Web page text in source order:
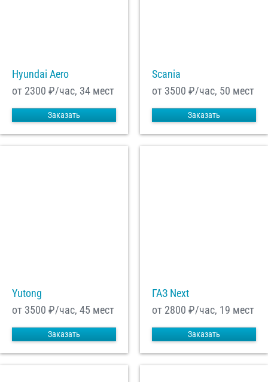
Hyundai Aero
от 2300 ₽/час, 34 мест
Заказать
Scania
от 3500 ₽/час, 50 мест
Заказать
Yutong
от 3500 ₽/час, 45 мест
Заказать
ГАЗ Next
от 2800 ₽/час, 19 мест
Заказать